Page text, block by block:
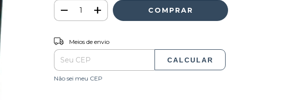
Entregas para o CEP:
Meios de envio
CALCULAR
Não sei meu CEP